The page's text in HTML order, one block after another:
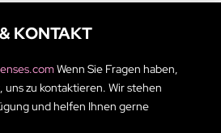
KONTAKT
Wenn Sie Fragen haben,
zu kontaktieren. Wir stehen
und helfen Ihnen gerne